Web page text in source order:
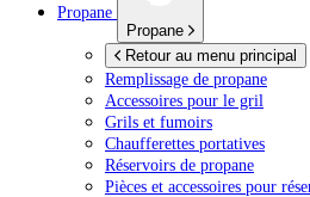
Propane
Propane
Retour au menu principal
Remplissage de propane
Accessoires pour le gril
Grils et fumoirs
Chaufferettes portatives
Réservoirs de propane
Pièces et accessoires pour